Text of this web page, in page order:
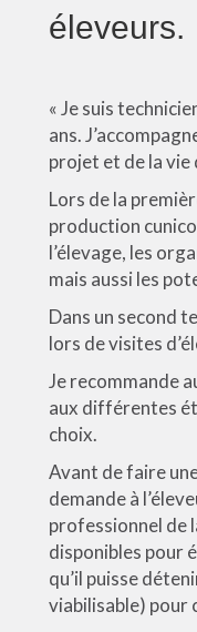
éleveurs.
« Je suis
ans.
projet et de la vie
Lors de la
production
l’élevage, les
mais aussi les
Dans un second
lors de visites
Je recommande
aux différentes
choix.
Avant de faire
demande à
professionnel de
disponibles pour
qu’il puisse
viabilisable) pour